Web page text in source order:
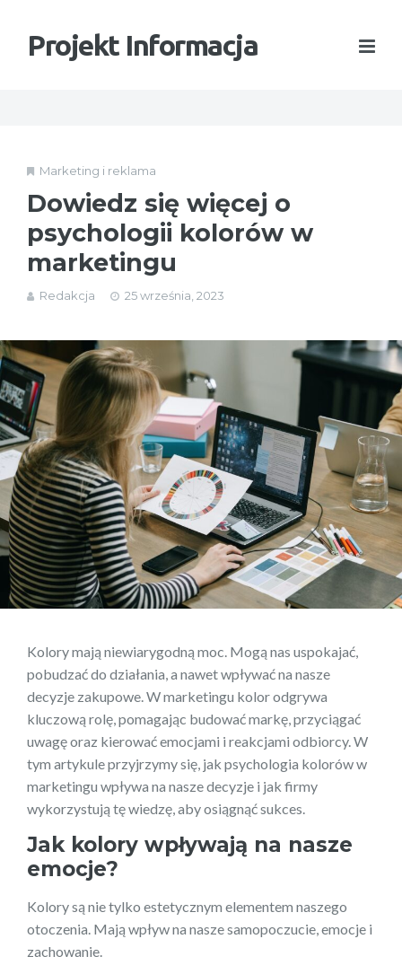
Projekt Informacja
Marketing i reklama
Dowiedz się więcej o
psychologii kolorów w
marketingu
Redakcja 25 września, 2023
Kolory mają niewiarygodną moc. Mogą nas uspokajać,
pobudzać do działania, a nawet wpływać na nasze
decyzje zakupowe. W marketingu kolor odgrywa
kluczową rolę, pomagając budować markę, przyciągać
uwagę oraz kierować emocjami i reakcjami odbiorcy. W
tym artykule przyjrzymy się, jak psychologia kolorów w
marketingu wpływa na nasze decyzje i jak firmy
wykorzystują tę wiedzę, aby osiągnąć sukces.
Jak kolory wpływają na nasze
emocje?
Kolory są nie tylko estetycznym elementem naszego
otoczenia. Mają wpływ na nasze samopoczucie, emocje i
zachowanie.